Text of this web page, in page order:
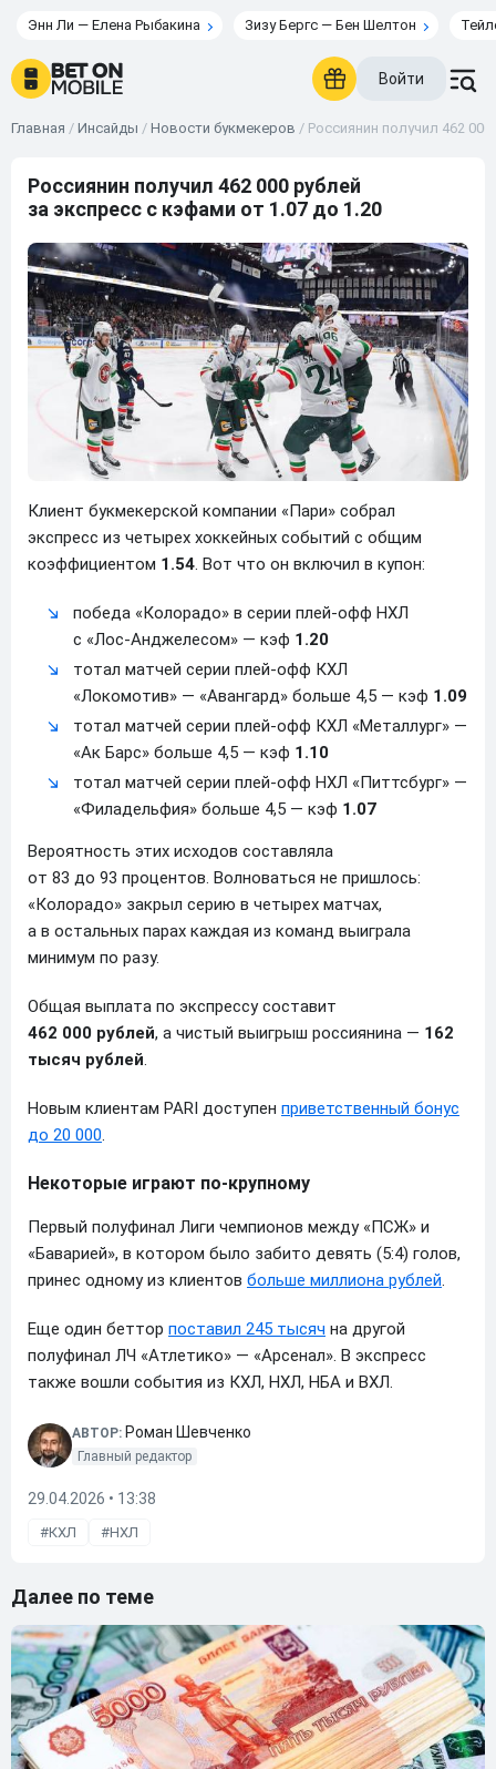
Энн Ли — Елена Рыбакина Зизу Бергс — Бен Шелтон
Войти
Главная / Инсайды / Новости букмекеров / Россиянин получил 462
Россиянин получил 462 000 рублей
за экспресс с кэфами от 1.07 до 1.20
Клиент букмекерской компании «Пари» собрал
экспресс из четырех хоккейных событий с общим
коэффициентом 1.54. Вот что он включил в купон:
победа «Колорадо» в серии плей-офф НХЛ
с «Лос-Анджелесом» — кэф 1.20
тотал матчей серии плей-офф КХЛ
«Локомотив» — «Авангард» больше 4,5 — кэф 1.09
тотал матчей серии плей-офф КХЛ «Металлург» —
«Ак Барс» больше 4,5 — кэф 1.10
тотал матчей серии плей-офф НХЛ «Питтсбург» —
«Филадельфия» больше 4,5 — кэф 1.07
Вероятность этих исходов составляла
от 83 до 93 процентов. Волноваться не пришлось:
«Колорадо» закрыл серию в четырех матчах,
а в остальных парах каждая из команд выиграла
минимум по разу.
Общая выплата по экспрессу составит
462 000 рублей, а чистый выигрыш россиянина — 162
тысяч рублей.
Новым клиентам PARI доступен приветственный бонус
до 20 000.
Некоторые играют по-крупному
Первый полуфинал Лиги чемпионов между «ПСЖ» и
«Баварией», в котором было забито девять (5:4) голов,
принес одному из клиентов больше миллиона рублей.
Еще один беттор поставил 245 тысяч на другой
полуфинал ЛЧ «Атлетико» — «Арсенал». В экспресс
также вошли события из КХЛ, НХЛ, НБА и ВХЛ.
АВТОР: Роман Шевченко
Главный редактор
29.04.2026 • 13:38
КХЛ НХЛ
Далее по теме